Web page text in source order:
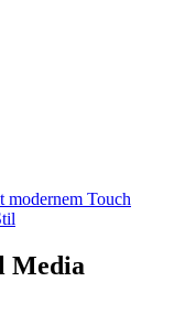
modernem Touch
Media